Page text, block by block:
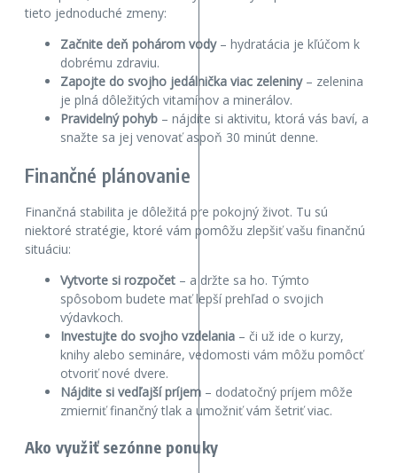
tieto jednoduché zmeny:
Začnite deň pohárom vody– hydratácia je kľúčom k
dobrému zdraviu.
Zapojte do svojho jedálnička viac zeleniny– zelenina
je plná dôležitých vitamínov a minerálov.
Pravidelný pohyb – nájdite si aktivitu, ktorá vás baví, a
snažte sa jej venovať aspoň 30 minút denne.
Finančné plánovanie
Finančná stabilita je dôležitá pre pokojný život. Tu sú
niektoré stratégie, ktoré vám pomôžu zlepšiť vašu finančnú
situáciu:
Vytvorte si rozpočet – a držte sa ho. Týmto
spôsobom budete mať lepší prehľad o svojich
výdavkoch.
Investujte do svojho vzdelania – či už ide o kurzy,
knihy alebo semináre, vedomosti vám môžu pomôcť
otvoriť nové dvere.
Nájdite si vedľajší príjem – dodatočný príjem môže
zmierniť finančný tlak a umožniť vám šetriť viac.
Ako využiť sezónne ponuky